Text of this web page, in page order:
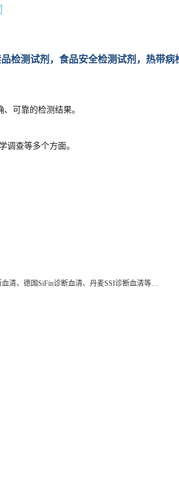
检测试剂，食品安全检测试剂，热带
可靠的检测结果。
调查等多个方面。
清、德国SiFin诊断血清、丹麦SSI诊断血清等…